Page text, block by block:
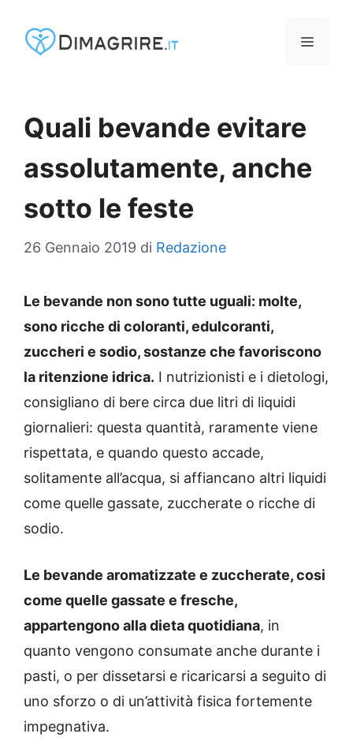
MENU
Quali bevande evitare
assolutamente, anche
sotto le feste
26 Gennaio 2019 di Redazione
Le bevande non sono tutte uguali: molte,
sono ricche di coloranti, edulcoranti,
zuccheri e sodio, sostanze che favoriscono
la ritenzione idrica. I nutrizionisti e i dietologi,
consigliano di bere circa due litri di liquidi
giornalieri: questa quantità, raramente viene
rispettata, e quando questo accade,
solitamente all’acqua, si affiancano altri liquidi
come quelle gassate, zuccherate o ricche di
sodio.
Le bevande aromatizzate e zuccherate, cosi
come quelle gassate e fresche,
appartengono alla dieta quotidiana, in
quanto vengono consumate anche durante i
pasti, o per dissetarsi e ricaricarsi a seguito di
uno sforzo o di un’attività fisica fortemente
impegnativa.